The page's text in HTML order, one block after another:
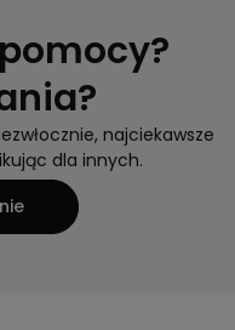
najciekawsze
dla innych.